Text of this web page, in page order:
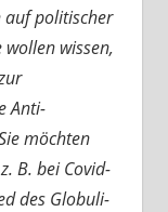
politischer
wissen,
Anti-
möchten
B. bei Covid-
des Globuli-